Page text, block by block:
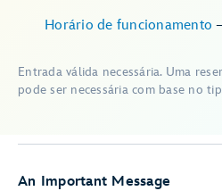
Horário de funcionamento
Entrada válida necessária. Uma
pode ser necessária com base no
An Important Message